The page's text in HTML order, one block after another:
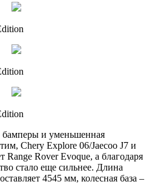
и уменьшенная
Chery Explore 06/Jaecoo J7 и
Range Rover Evoque, а благодаря
стало еще сильнее. Длина
4545 мм, колесная база –